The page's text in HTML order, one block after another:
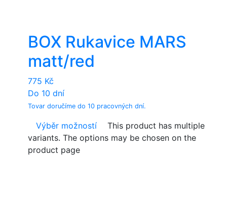
BOX Rukavice MARS
matt/red
775 Kč
Do 10 dní
Tovar doručíme do 10 pracovných dní.
Výběr možností
This product has multiple
variants. The options may be chosen on the
product page